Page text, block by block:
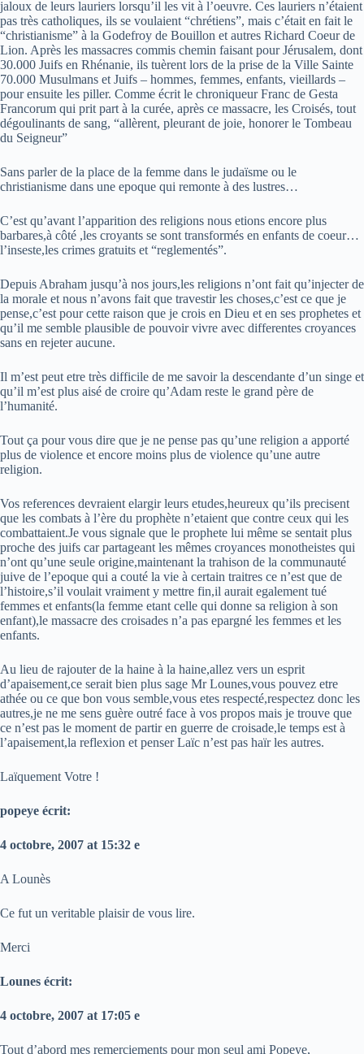
jaloux de leurs lauriers lorsqu’il les vit à l’oeuvre. Ces lauriers n’étaient
pas très catholiques, ils se voulaient “chrétiens”, mais c’était en fait le
“christianisme” à la Godefroy de Bouillon et autres Richard Coeur de
Lion. Après les massacres commis chemin faisant pour Jérusalem, dont
30.000 Juifs en Rhénanie, ils tuèrent lors de la prise de la Ville Sainte
70.000 Musulmans et Juifs – hommes, femmes, enfants, vieillards –
pour ensuite les piller. Comme écrit le chroniqueur Franc de Gesta
Francorum qui prit part à la curée, après ce massacre, les Croisés, tout
dégoulinants de sang, “allèrent, pleurant de joie, honorer le Tombeau
du Seigneur”
Sans parler de la place de la femme dans le judaïsme ou le
christianisme dans une epoque qui remonte à des lustres…
C’est qu’avant l’apparition des religions nous etions encore plus
barbares,à côté ,les croyants se sont transformés en enfants de coeur…
l’inseste,les crimes gratuits et “reglementés”.
Depuis Abraham jusqu’à nos jours,les religions n’ont fait qu’injecter de
la morale et nous n’avons fait que travestir les choses,c’est ce que je
pense,c’est pour cette raison que je crois en Dieu et en ses prophetes et
qu’il me semble plausible de pouvoir vivre avec differentes croyances
sans en rejeter aucune.
Il m’est peut etre très difficile de me savoir la descendante d’un singe et
qu’il m’est plus aisé de croire qu’Adam reste le grand père de
l’humanité.
Tout ça pour vous dire que je ne pense pas qu’une religion a apporté
plus de violence et encore moins plus de violence qu’une autre
religion.
Vos references devraient elargir leurs etudes,heureux qu’ils precisent
que les combats à l’ère du prophète n’etaient que contre ceux qui les
combattaient.Je vous signale que le prophete lui même se sentait plus
proche des juifs car partageant les mêmes croyances monotheistes qui
n’ont qu’une seule origine,maintenant la trahison de la communauté
juive de l’epoque qui a couté la vie à certain traitres ce n’est que de
l’histoire,s’il voulait vraiment y mettre fin,il aurait egalement tué
femmes et enfants(la femme etant celle qui donne sa religion à son
enfant),le massacre des croisades n’a pas epargné les femmes et les
enfants.
Au lieu de rajouter de la haine à la haine,allez vers un esprit
d’apaisement,ce serait bien plus sage Mr Lounes,vous pouvez etre
athée ou ce que bon vous semble,vous etes respecté,respectez donc les
autres,je ne me sens guère outré face à vos propos mais je trouve que
ce n’est pas le moment de partir en guerre de croisade,le temps est à
l’apaisement,la reflexion et penser Laïc n’est pas haïr les autres.
Laïquement Votre !
popeye écrit:
4 octobre, 2007 at 15:32 e
A Lounès
Ce fut un veritable plaisir de vous lire.
Merci
Lounes écrit:
4 octobre, 2007 at 17:05 e
Tout d’abord mes remerciements pour mon seul ami Popeye,